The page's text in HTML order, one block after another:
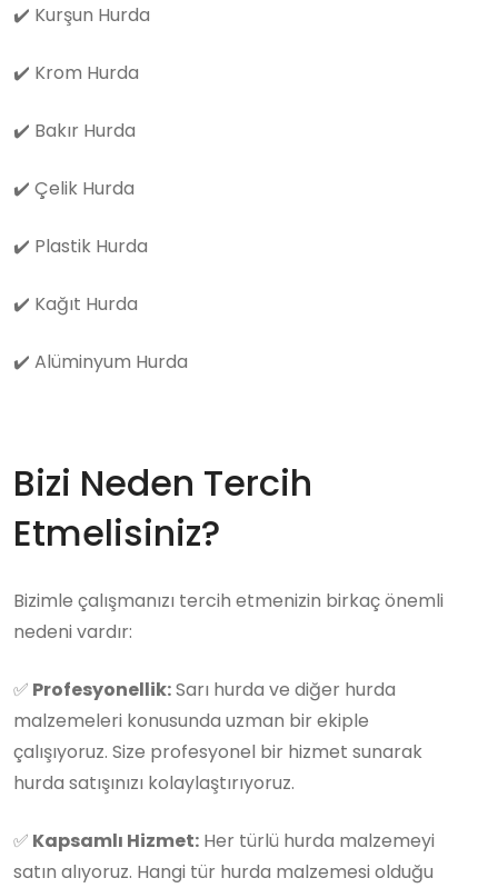
✔️ Kurşun Hurda
✔️ Krom Hurda
✔️ Bakır Hurda
✔️ Çelik Hurda
✔️ Plastik Hurda
✔️ Kağıt Hurda
✔️ Alüminyum Hurda
Bizi Neden Tercih
Etmelisiniz?
Bizimle çalışmanızı tercih etmenizin birkaç önemli
nedeni vardır:
✅ Profesyonellik:Sarı hurda ve diğer hurda
malzemeleri konusunda uzman bir ekiple
çalışıyoruz. Size profesyonel bir hizmet sunarak
hurda satışınızı kolaylaştırıyoruz.
✅ Kapsamlı Hizmet: Her türlü hurda malzemeyi
satın alıyoruz. Hangi tür hurda malzemesi olduğu